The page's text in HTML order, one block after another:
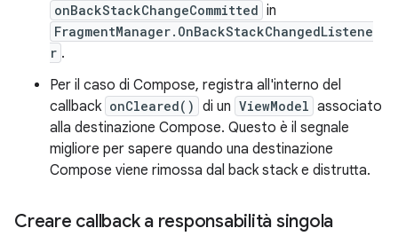
onBackStackChangeCommitted in
FragmentManager.OnBackStackChangedListene
r .
Per il caso di Compose, registra all'interno del
callback onCleared() di un ViewModel associato
alla destinazione Compose. Questo è il segnale
migliore per sapere quando una destinazione
Compose viene rimossa dal back stack e distrutta.
Creare callback a responsabilità singola